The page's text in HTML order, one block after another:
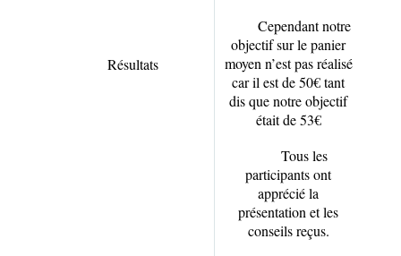
Résultats
Cependant notre
objectif sur le panier
moyen n’est pas réalisé
car il est de 50€ tant
dis que notre objectif
était de 53€
Tous les
participants ont
apprécié la
présentation et les
conseils reçus.